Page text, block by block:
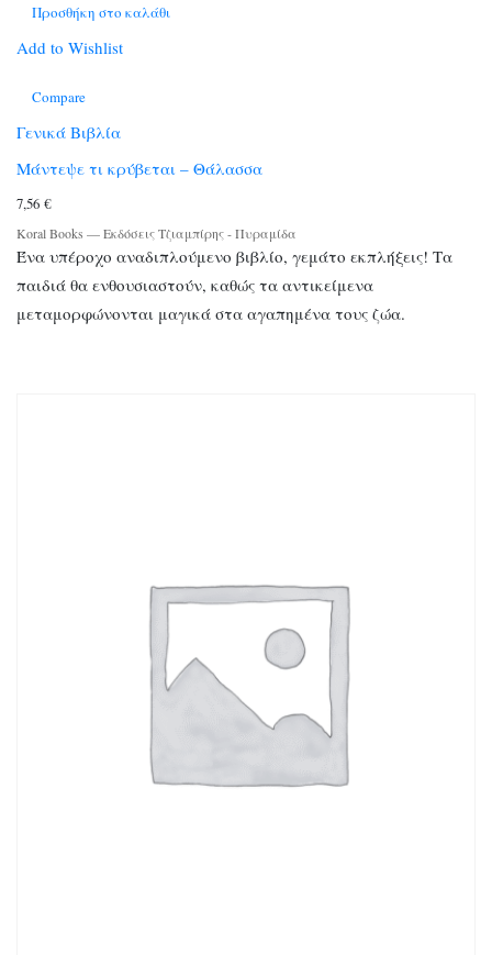
Προσθήκη στο καλάθι
Add to Wishlist
Compare
Γενικά Βιβλία
Μάντεψε τι κρύβεται – Θάλασσα
7,56 €
Koral Books —Εκδόσεις Τζιαμπίρης - Πυραμίδα
Ένα υπέροχο αναδιπλούμενο βιβλίο, γεμάτο εκπλήξεις! Τα
παιδιά θα ενθουσιαστούν, καθώς τα αντικείμενα
μεταμορφώνονται μαγικά στα αγαπημένα τους ζώα.